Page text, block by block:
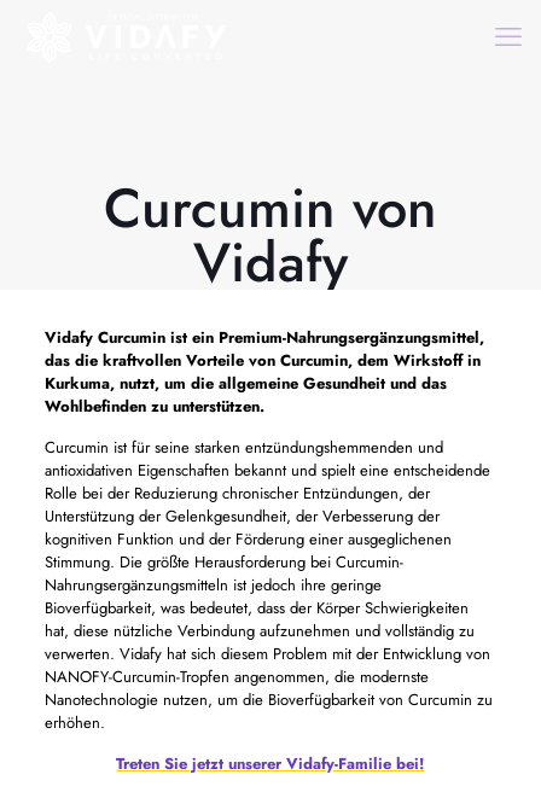
Curcumin von
Vidafy
Vidafy Curcumin ist ein Premium-Nahrungsergänzungsmittel,
das die kraftvollen Vorteile von Curcumin, dem Wirkstoff in
Kurkuma, nutzt, um die allgemeine Gesundheit und das
Wohlbefinden zu unterstützen.
Curcumin ist für seine starken entzündungshemmenden und
antioxidativen Eigenschaften bekannt und spielt eine entscheidende
Rolle bei der Reduzierung chronischer Entzündungen, der
Unterstützung der Gelenkgesundheit, der Verbesserung der
kognitiven Funktion und der Förderung einer ausgeglichenen
Stimmung. Die größte Herausforderung bei Curcumin-
Nahrungsergänzungsmitteln ist jedoch ihre geringe
Bioverfügbarkeit, was bedeutet, dass der Körper Schwierigkeiten
hat, diese nützliche Verbindung aufzunehmen und vollständig zu
verwerten. Vidafy hat sich diesem Problem mit der Entwicklung von
NANOFY-Curcumin-Tropfen angenommen, die modernste
Nanotechnologie nutzen, um die Bioverfügbarkeit von Curcumin zu
erhöhen.
Treten Sie jetzt unserer Vidafy-Familie bei!